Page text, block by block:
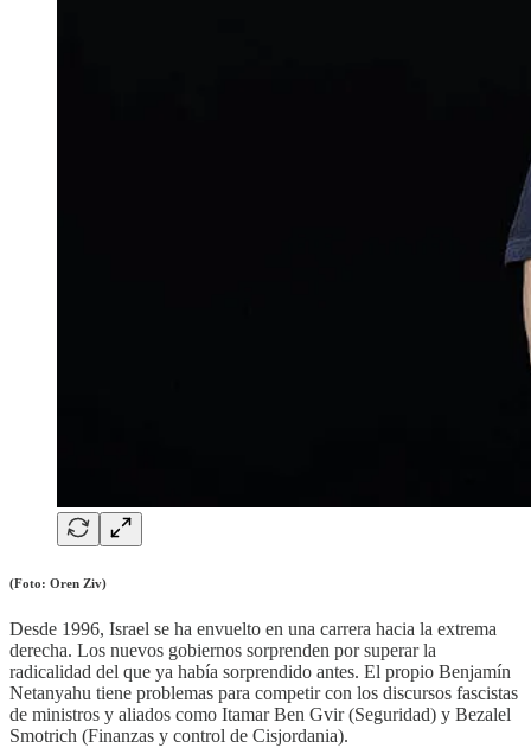
(Foto: Oren Ziv)
Desde 1996, Israel se ha envuelto en una carrera hacia la extrema
derecha. Los nuevos gobiernos sorprenden por superar la
radicalidad del que ya había sorprendido antes. El propio Benjamín
Netanyahu tiene problemas para competir con los discursos fascistas
de ministros y aliados como Itamar Ben Gvir (Seguridad) y Bezalel
Smotrich (Finanzas y control de Cisjordania).